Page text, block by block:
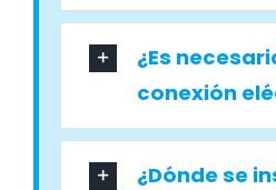
¿Es
conexión
¿Dónde se